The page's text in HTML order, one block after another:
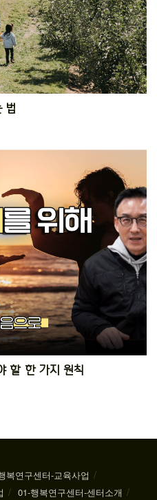
법
할 한 가지 원칙
복연구센터-교육사업
01-행복연구센터-센터소개